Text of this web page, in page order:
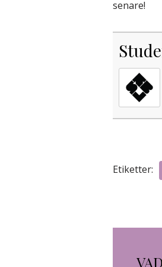
senare!
Etiketter: